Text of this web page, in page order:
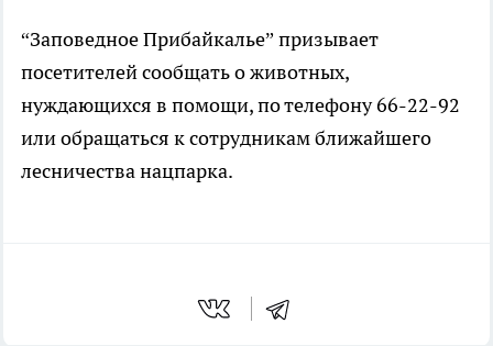
“Заповедное Прибайкалье” призывает
посетителей сообщать о животных,
нуждающихся в помощи, по телефону 66-22-92
или обращаться к сотрудникам ближайшего
лесничества нацпарка.